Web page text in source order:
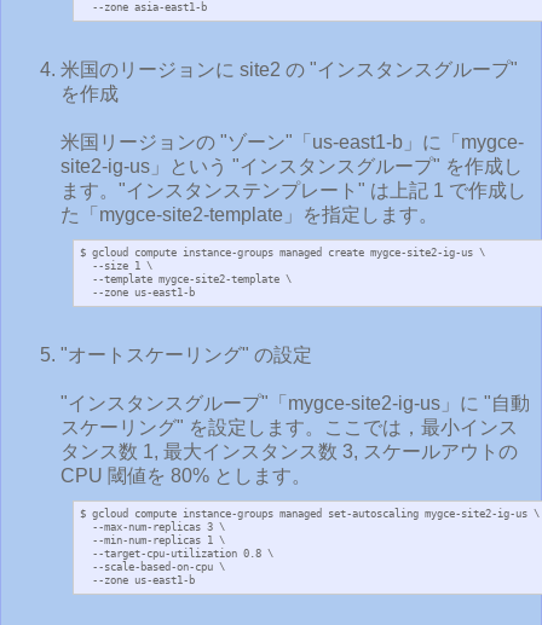
  --zone asia-east1-b
米国のリージョンに site2 の "インスタンスグループ"
を作成
米国リージョンの "ゾーン"「us-east1-b」に「mygce-
site2-ig-us」という "インスタンスグループ" を作成し
ます。"インスタンステンプレート" は上記 1 で作成し
た「mygce-site2-template」を指定します。
$ gcloud compute instance-groups managed create mygce-site2-ig-us \
  --zone us-east1-b
"オートスケーリング" の設定
"インスタンスグループ"「mygce-site2-ig-us」に "自動
スケーリング" を設定します。ここでは，最小インス
タンス数 1, 最大インスタンス数 3, スケールアウトの
CPU 閾値を 80% とします。
$ gcloud compute instance-groups managed set-autoscaling mygce-site2-ig-us \
  --zone us-east1-b